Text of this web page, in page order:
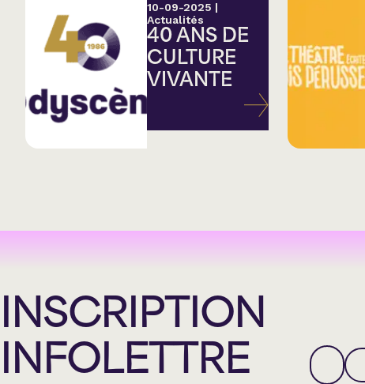
10-09-2025 |
Actualités
40 ANS DE
CULTURE
VIVANTE
INSCRIPTION
INFOLETTRE